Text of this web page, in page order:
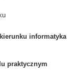
informatyka
praktycznym